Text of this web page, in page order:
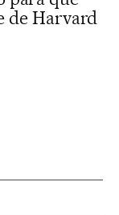
de Harvard